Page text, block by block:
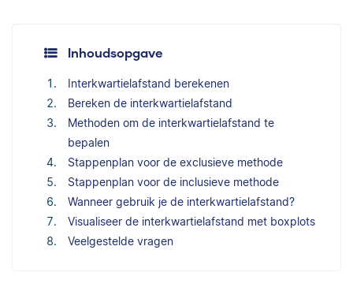
Inhoudsopgave
Interkwartielafstand berekenen
Bereken de interkwartielafstand
Methoden om de interkwartielafstand te
bepalen
Stappenplan voor de exclusieve methode
Stappenplan voor de inclusieve methode
Wanneer gebruik je de interkwartielafstand?
Visualiseer de interkwartielafstand met boxplots
Veelgestelde vragen